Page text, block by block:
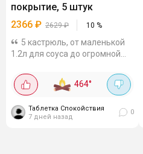
покрытие, 5 штук
2366 ₽ 2629₽ 10 %
5 кастрюль, от маленькой
1.2л для соуса до огромной
Алюминий греет быстро, вода
закипает быстрее, чем в
яркие, в хранении...
464°
Таблетка Спокойствия
7 дней назад
0